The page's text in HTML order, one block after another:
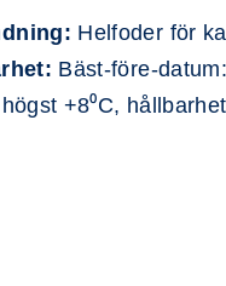
Helfoder för
Bäst-före-
+8⁰C,